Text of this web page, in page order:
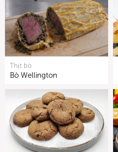
Thịt bò
Bò Wellington